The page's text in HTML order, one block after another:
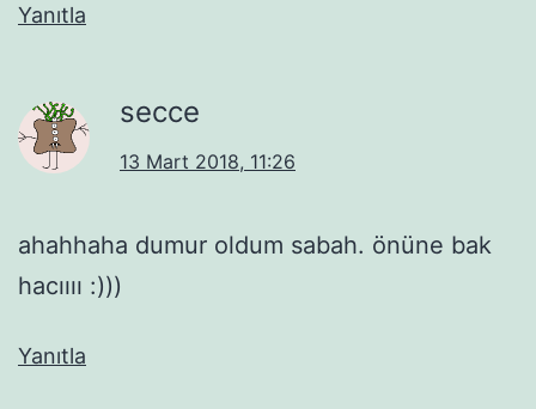
Yanıtla
secce
13 Mart 2018, 11:26
ahahhaha dumur oldum sabah. önüne bak
hacıııı :)))
Yanıtla